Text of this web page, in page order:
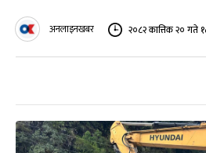
अनलाइनखबर २०८२ कात्तिक २० गते